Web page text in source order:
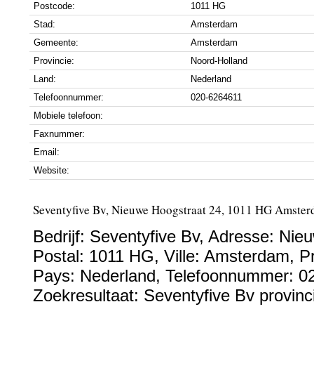
Postcode:
1011 HG
Stad:
Amsterdam
Gemeente:
Amsterdam
Provincie:
Noord-Holland
Land:
Nederland
Telefoonnummer:
020-6264611
Mobiele telefoon:
Faxnummer:
Email:
Website:
Seventyfive Bv, Nieuwe Hoogstraat 24, 1011 HG
Bedrijf: Seventyfive Bv, Adresse:
Postal: 1011 HG, Ville: Amsterdam,
Pays: Nederland, Telefoonnummer:
Zoekresultaat: Seventyfive Bv